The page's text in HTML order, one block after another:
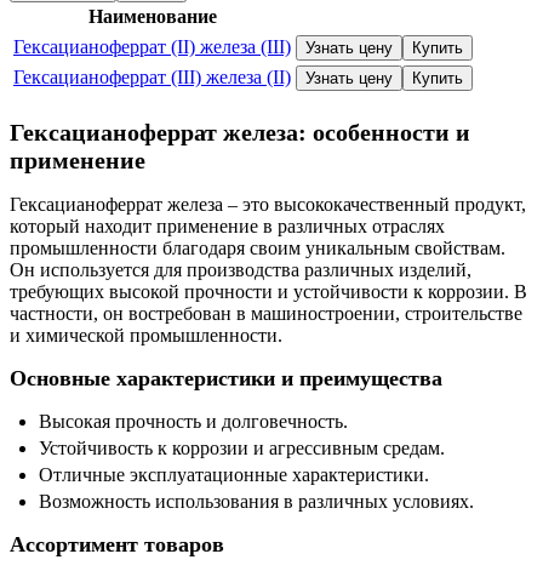
Наименование
Гексацианоферрат (II) железа (III)
Узнать цену Купить
Гексацианоферрат (III) железа (II) Узнать цену Купить
Гексацианоферрат железа: особенности и
применение
Гексацианоферрат железа – это высококачественный продукт,
который находит применение в различных отраслях
промышленности благодаря своим уникальным свойствам.
Он используется для производства различных изделий,
требующих высокой прочности и устойчивости к коррозии. В
частности, он востребован в машиностроении, строительстве
и химической промышленности.
Основные характеристики и преимущества
Высокая прочность и долговечность.
Устойчивость к коррозии и агрессивным средам.
Отличные эксплуатационные характеристики.
Возможность использования в различных условиях.
Ассортимент товаров